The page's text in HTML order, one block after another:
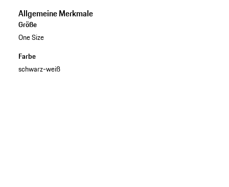
Allgemeine Merkmale
Größe
One Size
Farbe
schwarz-weiß